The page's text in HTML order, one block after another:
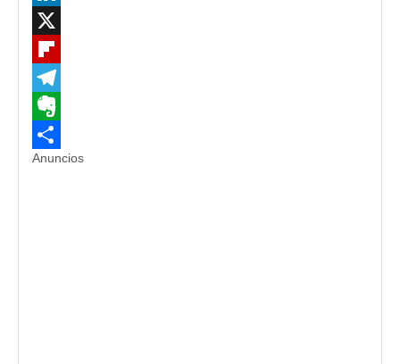
LinkedIn
Flipboard
Telegram
Evernote
Compartir
Anuncios